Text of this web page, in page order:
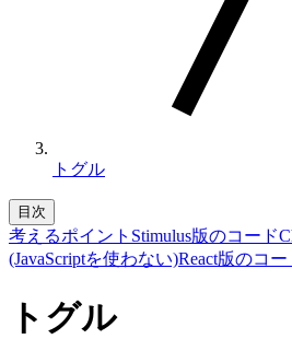
トグル
目次
考えるポイント Stimulus版のコード
(JavaScriptを使わない)React版のコー
トグル